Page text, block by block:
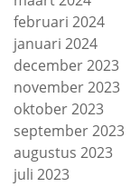
februari 2024
januari 2024
december 2023
november 2023
oktober 2023
september 2023
augustus 2023
juli 2023